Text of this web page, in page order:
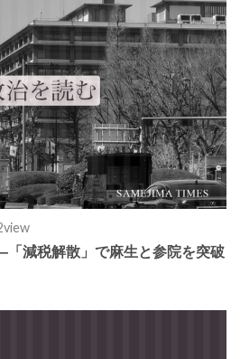
減税解散」で麻生と参院を突破